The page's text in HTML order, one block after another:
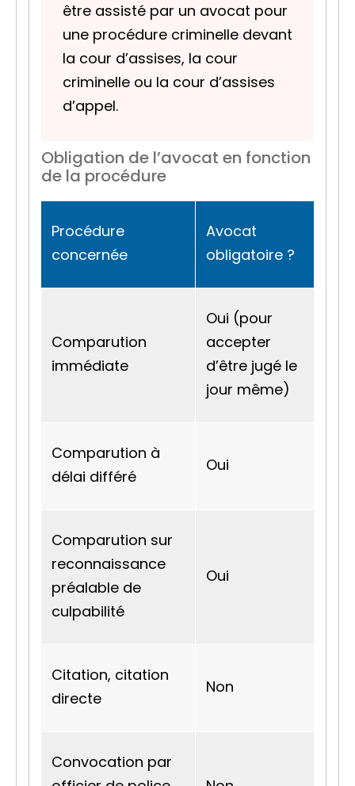
être assisté par un avocat pour
une procédure criminelle devant
la cour d’assises, la cour
criminelle ou la cour d’assises
d’appel.
Obligation de l’avocat en fonction
de la procédure
Procédure
concernée
Avocat
obligatoire ?
Comparution
immédiate
Oui (pour
accepter
d’être jugé le
jour même)
Comparution à
délai différé
Oui
Comparution sur
reconnaissance
préalable de
culpabilité
Oui
Citation, citation
directe
Non
Convocation par